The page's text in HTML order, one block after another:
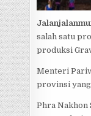
salah satu
produksi
Menteri
provinsi yang
Phra